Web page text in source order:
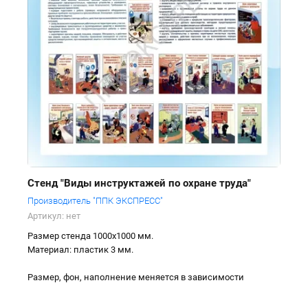
Стенд "Виды инструктажей по охране труда"
Производитель "ППК ЭКСПРЕСС"
Артикул: нет
Размер стенда 1000х1000 мм.
Материал: пластик 3 мм.
Размер, фон, наполнение меняется в зависимости